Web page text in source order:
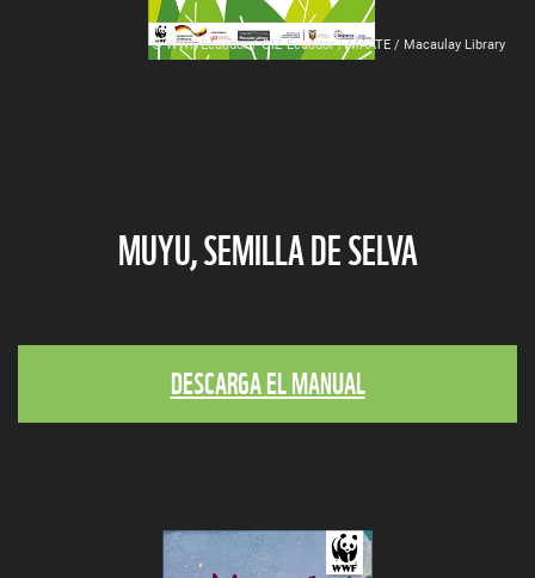
© WWF-Ecuador / GIZ Ecuador / MAATE / Macaulay Library
MUYU, SEMILLA DE SELVA
DESCARGA EL MANUAL